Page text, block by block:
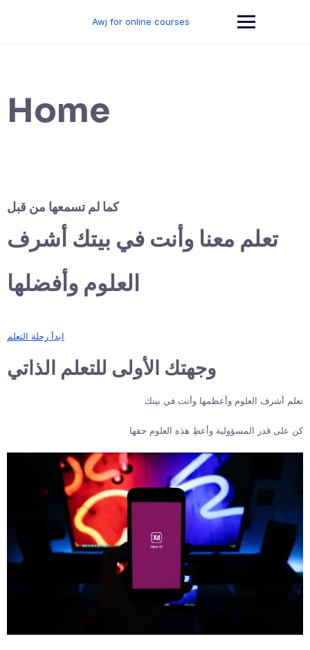
Awj for online courses
Home
كما لم تسمعها من قبل
تعلم معنا وأنت في بيتك أشرف
العلوم وأفضلها
ابدأ رحلة التعلم
وجهتك الأولى للتعلم الذاتي
تعلم أشرف العلوم وأعظمها وأنت في بيتك
كن على قدر المسؤولية وأعطِ هذه العلوم حقها